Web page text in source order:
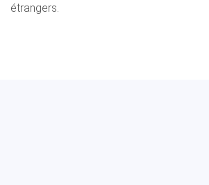
étrangers.